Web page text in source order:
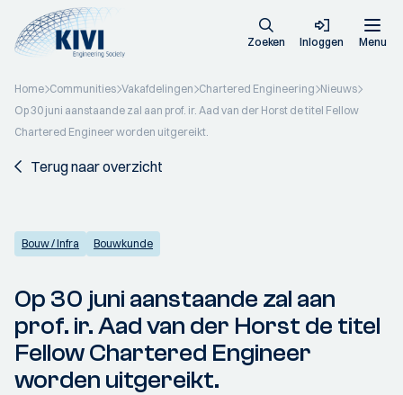
Zoeken Inloggen Menu
Home Communities Vakafdelingen Chartered Engineering Nieuws
Op 30 juni aanstaande zal aan prof. ir. Aad van der Horst de titel Fellow
Chartered Engineer worden uitgereikt.
Terug naar overzicht
Bouw / Infra Bouwkunde
Op 30 juni aanstaande zal aan
prof. ir. Aad van der Horst de titel
Fellow Chartered Engineer
worden uitgereikt.